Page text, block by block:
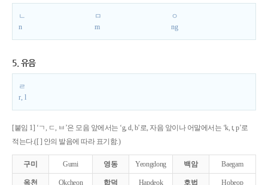
ㄴ
n
ㅁ
m
ㅇ
ng
5. 유음
ㄹ
r, l
[붙임 1] ‘ㄱ, ㄷ, ㅂ’은 모음 앞에서는 ‘g, d, b’로, 자음 앞이나 어말에서는 ‘k, t, p’로
적는다.([ ] 안의 발음에 따라 표기함.)
구미 Gumi 영동 Yeongdong 백암 Baegam
옥천 Okcheon 합덕 Hapdeok 호법 Hobeop